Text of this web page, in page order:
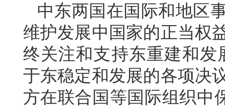
中东两国在国际和地区
维护发展中国家的正当权
终关注和支持东重建和
于东稳定和发展的各项决
方在联合国等国际组织中